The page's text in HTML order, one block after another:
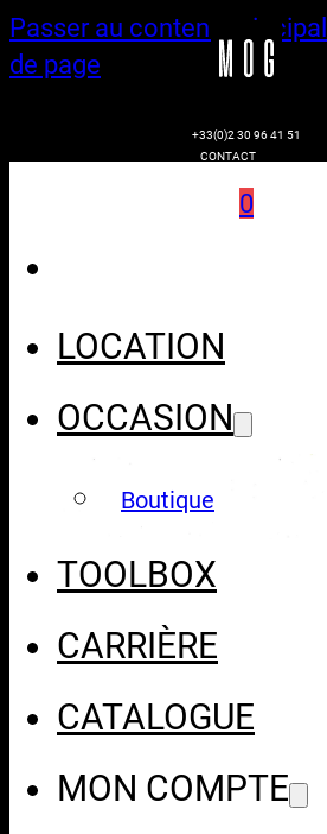
Passer au contenu principal
de page
+33(0)2 30 96 41 51
CONTACT
0
LOCATION
OCCASION
Boutique
TOOLBOX
CARRIÈRE
CATALOGUE
MON COMPTE